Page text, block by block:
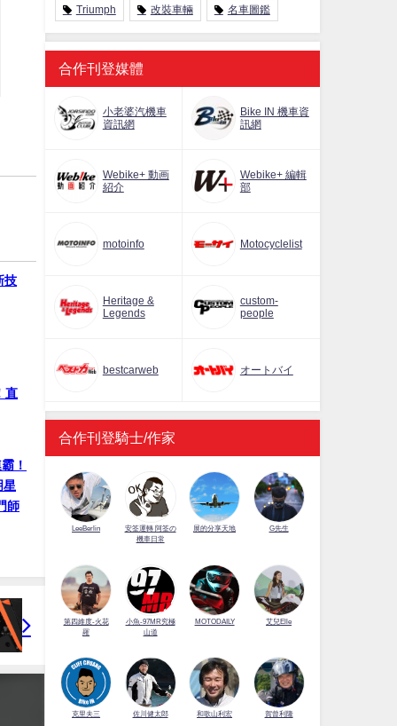
技
直
！
星
師
Triumph 改裝車輛 名車圖鑑
合作刊登媒體
小老婆汽機車
資訊網
Bike IN 機車資
訊網
Webike+ 動画
紹介
Webike+ 編輯
部
motoinfo Motocyclelist
Heritage &
Legends
custom-
people
bestcarweb オートバイ
合作刊登騎士/作家
LeeBerlin
安筌運轉 阿筌の
機車日常
展的分享天地 G先生
第四維度-火花
羅
小魚-97MR究極
山道
MOTODAILY 艾兒Elle
克里夫三 佐川健太郎 和歌山利宏 賀曾利隆